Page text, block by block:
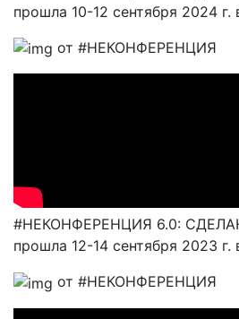
прошла 10-12 сентября 2024
от #НЕКОНФЕРЕНЦИЯ
#НЕКОНФЕРЕНЦИЯ 6.0:
прошла 12-14 сентября 2023
от #НЕКОНФЕРЕНЦИЯ